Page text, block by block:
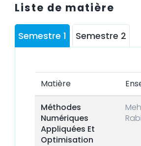
Liste de matière
Semestre 1 Semestre 2
Matière
Méthodes
Numériques
Appliquées Et
Optimisation